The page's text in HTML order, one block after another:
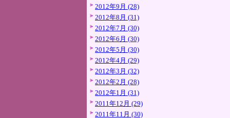
2012年9月 (28)
2012年8月 (31)
2012年7月 (30)
2012年6月 (30)
2012年5月 (30)
2012年4月 (29)
2012年3月 (32)
2012年2月 (28)
2012年1月 (31)
2011年12月 (29)
2011年11月 (30)